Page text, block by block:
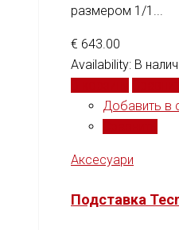
размером 1/1...
€ 643.00
Availability: В
Добавить в
Аксесуари
Подставка